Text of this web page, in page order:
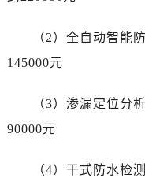
（2）全自动智能
145000元
（3）渗漏定位分
90000元
（4）干式防水检